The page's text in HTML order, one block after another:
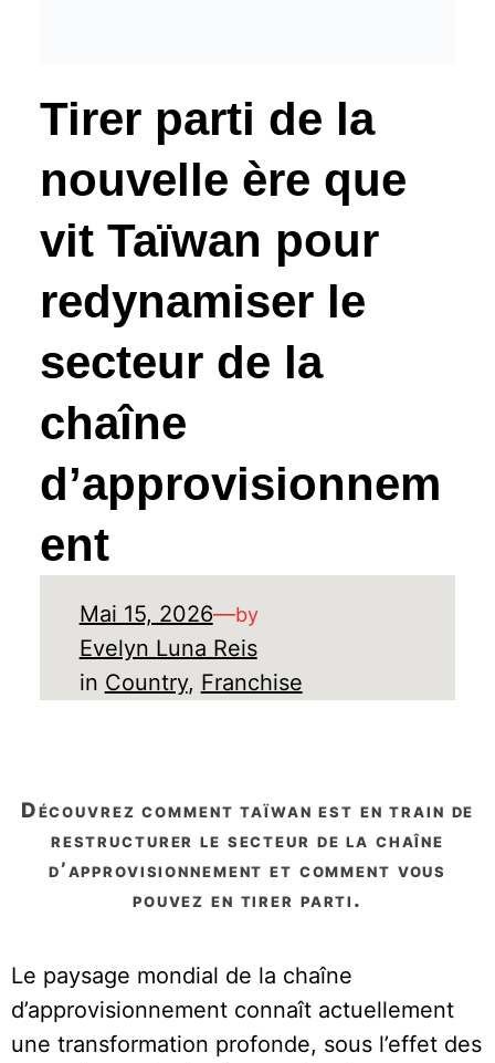
Tirer parti de la
nouvelle ère que
vit Taïwan pour
redynamiser le
secteur de la
chaîne
d’approvisionnem
ent
Mai 15, 2026—by
Evelyn Luna Reis
in Country, Franchise
découvrez comment taïwan est en train de
restructurer le secteur de la chaîne
d’approvisionnement et comment vous
pouvez en tirer parti.
Le paysage mondial de la chaîne
d’approvisionnement connaît actuellement
une transformation profonde, sous l’effet des